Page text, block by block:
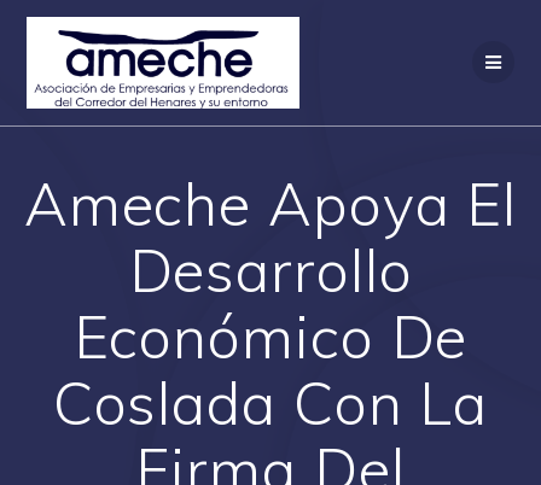
Saltar
Ameche Apoya El
Desarrollo
Económico De
Coslada Con La
Firma Del